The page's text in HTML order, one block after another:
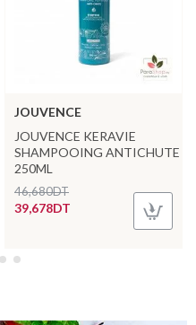
JOUVENCE
JOUVENCE KERAVIE
SHAMPOOING ANTICHUTE
250ML
39,678DT
46,680DT